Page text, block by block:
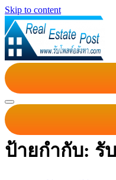
Skip to content
ป้ายกำกับ: รั